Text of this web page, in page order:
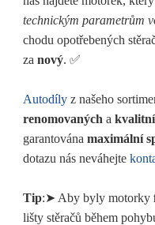
technickým parametrům
chodu opotřebených
za nový. ✅
Autodíly z našeho
renomovaných a
garantována maximální
dotazu nás neváhejte
Tip:➤ Aby byly motorky
lišty stěračů během